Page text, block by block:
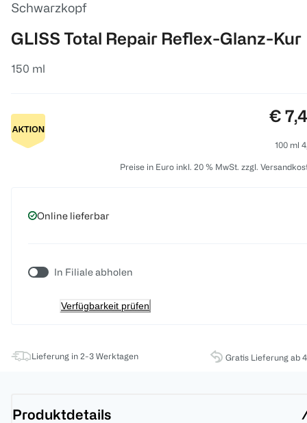
Schwarzkopf
GLISS Total Repair Reflex-Glanz-Kur
150 ml
€
100 ml
Preise in Euro inkl. 20 % MwSt. zzgl.
Online lieferbar
In Filiale abholen
Verfügbarkeit prüfen
Lieferung in 2-3 Werktagen Gratis Lieferung ab
Produktdetails